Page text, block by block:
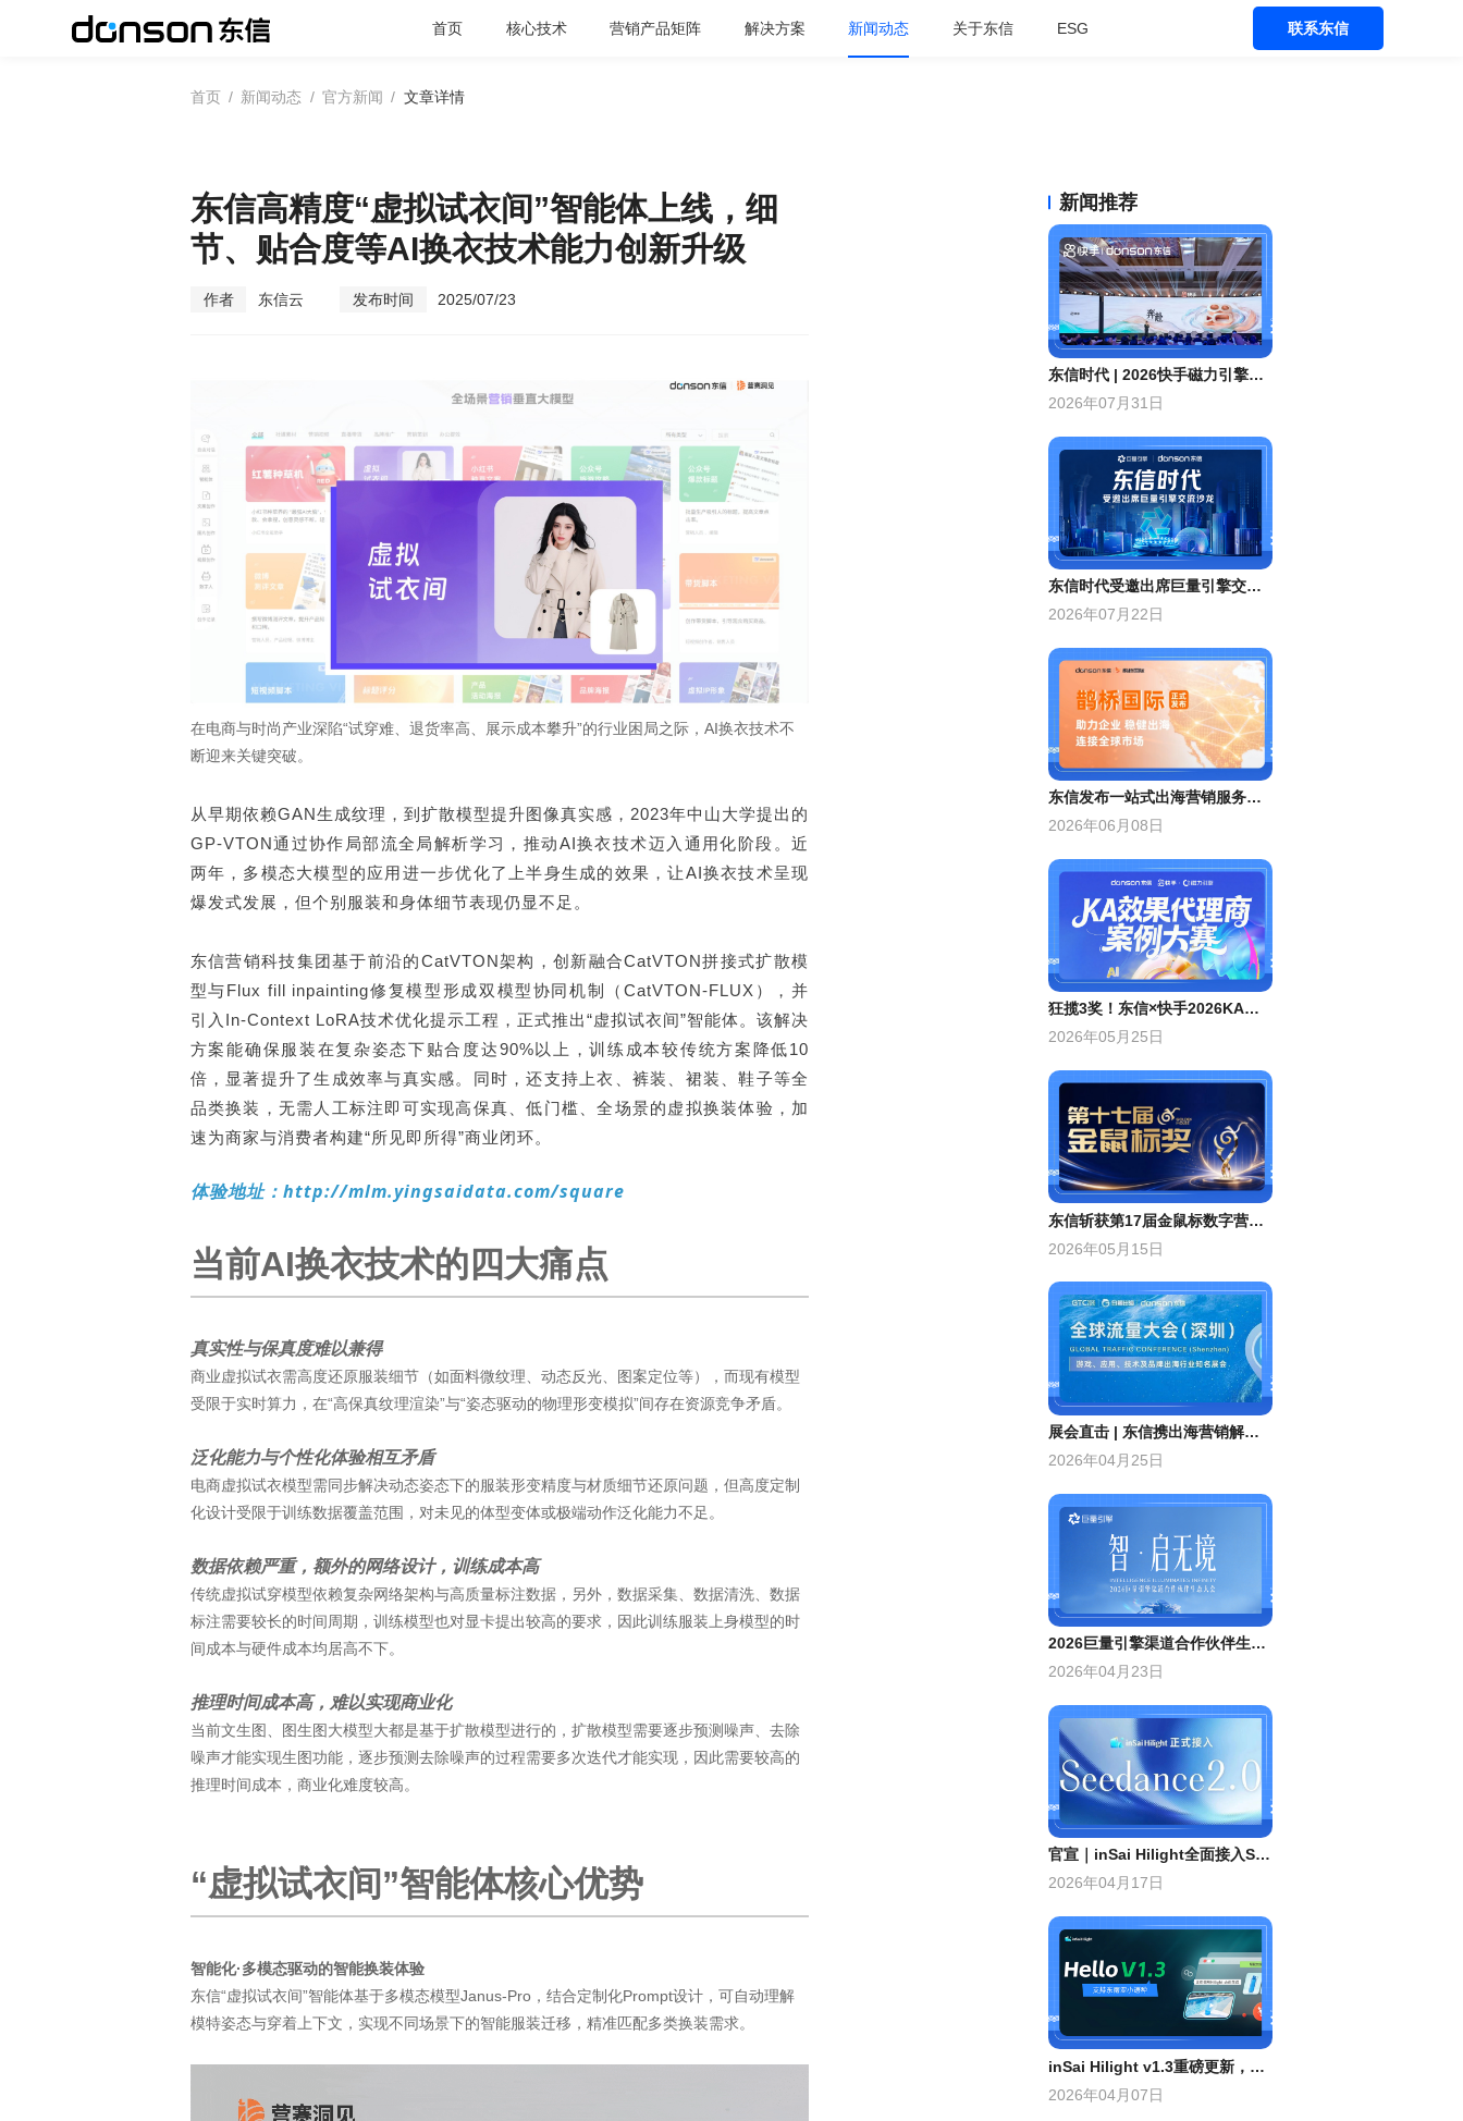
首页 核心技术 营销产品矩阵 解决方案 新闻动态 关于东信 ESG
联系东信
联系东信
首页 / 新闻动态 / 官方新闻 / 文章详情
东信高精度“虚拟试衣间”智能体上线，细
节、贴合度等AI换衣技术能力创新升级
作者 东信云 发布时间 2025/07/23
在电商与时尚产业深陷“试穿难、退货率高、展示成本攀升”的行业困局之际，AI换衣技术不
断迎来关键突破。
从早期依赖GAN生成纹理，到扩散模型提升图像真实感，2023年中山大学提出的
GP-VTON通过协作局部流全局解析学习，推动AI换衣技术迈入通用化阶段。近
两年，多模态大模型的应用进一步优化了上半身生成的效果，让AI换衣技术呈现
爆发式发展，但个别服装和身体细节表现仍显不足。
东信营销科技集团基于前沿的CatVTON架构，创新融合CatVTON拼接式扩散模
型与Flux fill inpainting修复模型形成双模型协同机制（CatVTON-FLUX），并
引入In-Context LoRA技术优化提示工程，正式推出“虚拟试衣间”智能体。该解决
方案能确保服装在复杂姿态下贴合度达90%以上，训练成本较传统方案降低10
倍，显著提升了生成效率与真实感。同时，还支持上衣、裤装、裙装、鞋子等全
品类换装，无需人工标注即可实现高保真、低门槛、全场景的虚拟换装体验，加
速为商家与消费者构建“所见即所得”商业闭环。
体验地址：http://mlm.yingsaidata.com/square
当前AI换衣技术的四大痛点
真实性与保真度难以兼得
商业虚拟试衣需高度还原服装细节（如面料微纹理、动态反光、图案定位等），而现有模型
受限于实时算力，在“高保真纹理渲染”与“姿态驱动的物理形变模拟”间存在资源竞争矛盾。
泛化能力与个性化体验相互矛盾
电商虚拟试衣模型需同步解决动态姿态下的服装形变精度与材质细节还原问题，但高度定制
化设计受限于训练数据覆盖范围，对未见的体型变体或极端动作泛化能力不足。
数据依赖严重，额外的网络设计，训练成本高
传统虚拟试穿模型依赖复杂网络架构与高质量标注数据， 另外，数据采集、数据清洗、数据
标注需要较长的时间周期，训练模型也对显卡提出较高的要求，因此训练服装上身模型的时
间成本与硬件成本均居高不下。
推理时间成本高，难以实现商业化
当前文生图、图生图大模型大都是基于扩散模型进行的，扩散模型需要逐步预测噪声、去除
噪声才能实现生图功能，逐步预测去除噪声的过程需要多次迭代才能实现，因此需要较高的
推理时间成本，商业化难度较高。
“虚拟试衣间”智能体核心优势
智能化·多模态驱动的智能换装体验
东信“虚拟试衣间”智能体基于多模态模型Janus-Pro，结合定制化Prompt设计，可自动理解
模特姿态与穿着上下文，实现不同场景下的智能服装迁移，精准匹配多类换装需求。
新闻推荐
东信时代 | 2026快手磁力引擎年度十佳标杆、年度优秀合作伙伴！
2026年07月31日
东信时代受邀出席巨量引擎交流沙龙，分享本地生活增量策略
2026年07月22日
东信发布一站式出海营销服务平台——鹊桥国际
2026年06月08日
狂揽3奖！东信×快手2026KA案例大赛标杆案例分享
2026年05月25日
东信斩获第17届金鼠标数字营销大赛1金1银两项大奖
2026年05月15日
展会直击 | 东信携出海营销解决方案、inSai Hilight产品亮相GTC全球流量大会
2026年04月25日
2026巨量引擎渠道合作伙伴生态大会，东信荣获“共擎奖”双项大奖
2026年04月23日
官宣｜inSai Hilight全面接入Seedance 2.0
2026年04月17日
inSai Hilight v1.3重磅更新，一键接入龙虾Claw生态
2026年04月07日